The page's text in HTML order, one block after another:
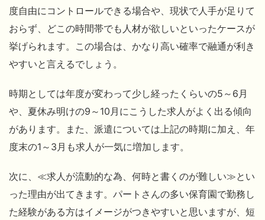
度自由にコントロールできる場合や、現状で人手が足りて
おらず、どこの時間帯でも人材が欲しいといったケースが
挙げられます。この場合は、かなり高い確率で融通が利き
やすいと言えるでしょう。
時期としては年度が変わって少し経ったくらいの5～6月
や、夏休み明けの9～10月にこうした求人がよく出る傾向
があります。また、派遣については上記の時期に加え、年
度末の1～3月も求人が一気に増加します。
次に、≪求人が流動的な為、何時と書くのが難しい≫とい
った理由が出てきます。パートさんの多い保育園で勤務し
た経験がある方はイメージがつきやすいと思いますが、短